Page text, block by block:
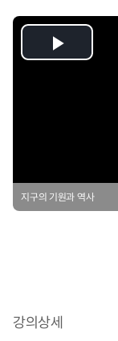
Play
지구의 기원과 역사
강의상세